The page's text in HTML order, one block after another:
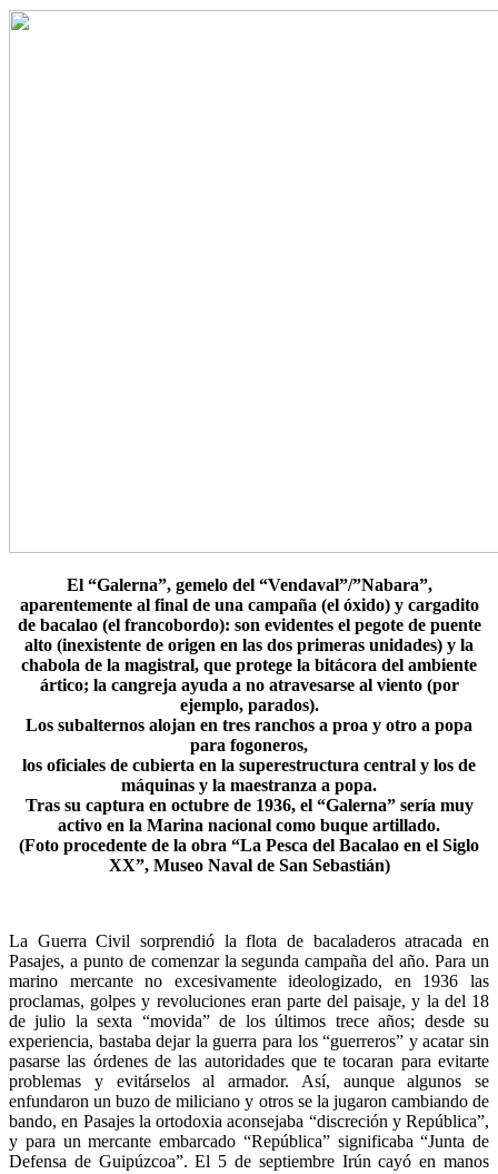
El “Galerna”, gemelo del “Vendaval”/”Nabara”,
aparentemente al final de una campaña (el óxido) y cargadito
de bacalao (el francobordo): son evidentes el pegote de puente
alto (inexistente de origen en las dos primeras unidades) y la
chabola de la magistral, que protege la bitácora del ambiente
ártico; la cangreja ayuda a no atravesarse al viento (por
ejemplo, parados).
Los subalternos alojan en tres ranchos a proa y otro a popa
para fogoneros,
los oficiales de cubierta en la superestructura central y los de
máquinas y la maestranza a popa.
Tras su captura en octubre de 1936, el “Galerna” sería muy
activo en la Marina nacional como buque artillado.
(Foto procedente de la obra “La Pesca del Bacalao en el Siglo
XX”, Museo Naval de San Sebastián)
La Guerra Civil sorprendió la flota de bacaladeros atracada en
Pasajes, a punto de comenzar la segunda campaña del año. Para un
marino mercante no excesivamente ideologizado, en 1936 las
proclamas, golpes y revoluciones eran parte del paisaje, y la del 18
de julio la sexta “movida” de los últimos trece años; desde su
experiencia, bastaba dejar la guerra para los “guerreros” y acatar sin
pasarse las órdenes de las autoridades que te tocaran para evitarte
problemas y evitárselos al armador. Así, aunque algunos se
enfundaron un buzo de miliciano y otros se la jugaron cambiando de
bando, en Pasajes la ortodoxia aconsejaba “discreción y República”,
y para un mercante embarcado “República” significaba “Junta de
Defensa de Guipúzcoa”. El 5 de septiembre Irún cayó en manos